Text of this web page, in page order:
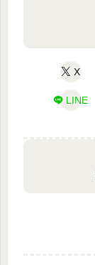
X
LINE